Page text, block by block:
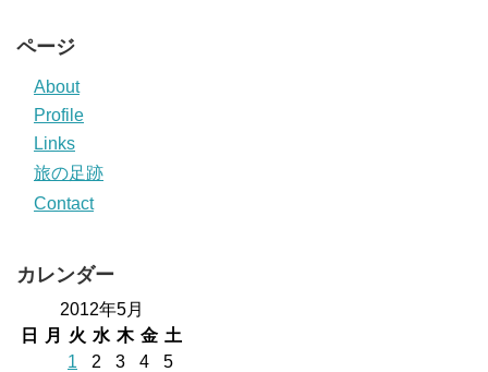
ページ
About
Profile
Links
旅の足跡
Contact
カレンダー
2012年5月
日
月 火 水 木 金 土
1
2 3 4
5